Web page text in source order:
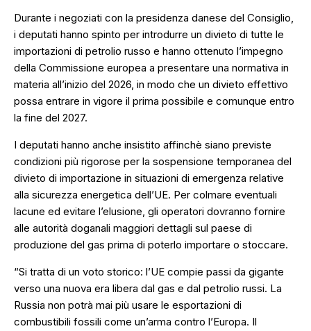
Durante i negoziati con la presidenza danese del Consiglio,
i deputati hanno spinto per introdurre un divieto di tutte le
importazioni di petrolio russo e hanno ottenuto l’impegno
della Commissione europea a presentare una normativa in
materia all’inizio del 2026, in modo che un divieto effettivo
possa entrare in vigore il prima possibile e comunque entro
la fine del 2027.
I deputati hanno anche insistito affinchè siano previste
condizioni più rigorose per la sospensione temporanea del
divieto di importazione in situazioni di emergenza relative
alla sicurezza energetica dell’UE. Per colmare eventuali
lacune ed evitare l’elusione, gli operatori dovranno fornire
alle autorità doganali maggiori dettagli sul paese di
produzione del gas prima di poterlo importare o stoccare.
“Si tratta di un voto storico: l’UE compie passi da gigante
verso una nuova era libera dal gas e dal petrolio russi. La
Russia non potrà mai più usare le esportazioni di
combustibili fossili come un’arma contro l’Europa. Il